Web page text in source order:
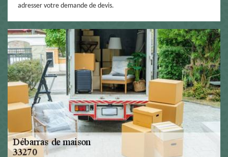
adresser votre demande de devis.